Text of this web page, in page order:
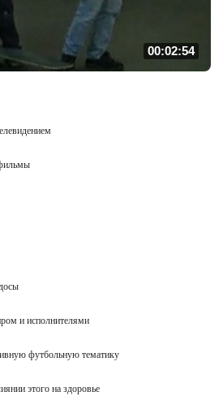
00:02:54
и исполнителями
футбольную тематику
этого на здоровье